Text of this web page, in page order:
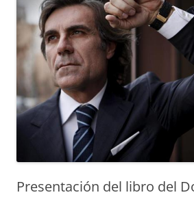
Presentación del libro del